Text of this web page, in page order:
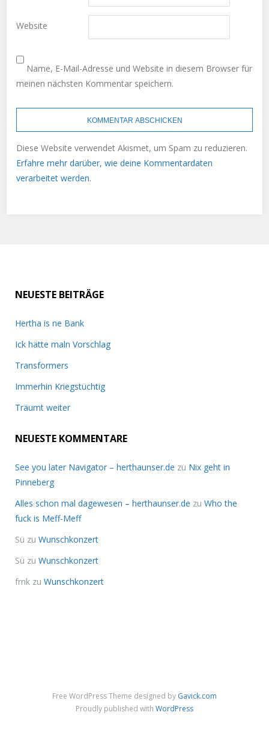
Website
Name, E-Mail-Adresse und Website in diesem Browser für
meinen nächsten Kommentar speichern.
Diese Website verwendet Akismet, um Spam zu reduzieren.
Erfahre mehr darüber, wie deine Kommentardaten
verarbeitet werden.
NEUESTE BEITRÄGE
Hertha is ne Bank
Ick hätte maln Vorschlag
Transformers
Immerhin Kriegstüchtig
Träumt weiter
NEUESTE KOMMENTARE
See you later Navigator – herthaunser.de zu Nix geht in
Pinneberg
Alles schon mal dagewesen – herthaunser.de zu Who the
fuck is Meff-Meff
Sü zu Wunschkonzert
Sü zu Wunschkonzert
frnk zu Wunschkonzert
Free WordPress Theme designed by Gavick.com
Proudly published with WordPress